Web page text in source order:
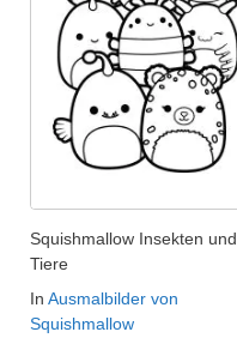
Squishmallow Insekten und
Tiere
In Ausmalbilder von
Squishmallow